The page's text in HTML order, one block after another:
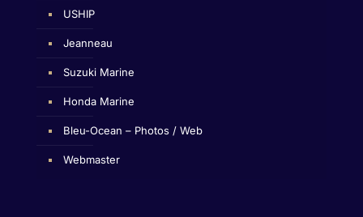
USHIP
Jeanneau
Suzuki Marine
Honda Marine
Bleu-Ocean – Photos / Web
Webmaster